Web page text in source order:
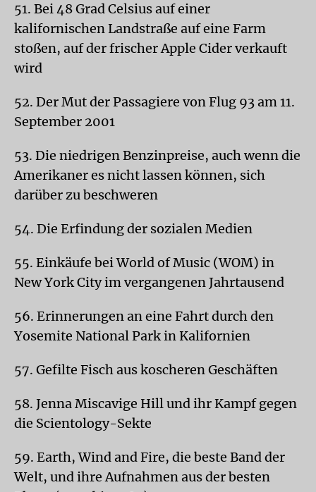
51. Bei 48 Grad Celsius auf einer
kalifornischen Landstraße auf eine Farm
stoßen, auf der frischer Apple Cider verkauft
wird
52. Der Mut der Passagiere von Flug 93 am 11.
September 2001
53. Die niedrigen Benzinpreise, auch wenn die
Amerikaner es nicht lassen können, sich
darüber zu beschweren
54. Die Erfindung der sozialen Medien
55. Einkäufe bei World of Music (WOM) in
New York City im vergangenen Jahrtausend
56. Erinnerungen an eine Fahrt durch den
Yosemite National Park in Kalifornien
57. Gefilte Fisch aus koscheren Geschäften
58. Jenna Miscavige Hill und ihr Kampf gegen
die Scientology-Sekte
59. Earth, Wind and Fire, die beste Band der
Welt, und ihre Aufnahmen aus der besten